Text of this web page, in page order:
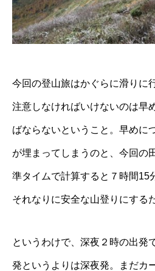
今回の登山旅はかぐらに滑りに
注意しなければいけないのは早
ばならないということ。早めに
が埋まってしまうのと、今回の
準タイムで計算すると７時間15
それなりに安全な山登りにする
というわけで、深夜２時の出発
発というよりは深夜発。まだカ